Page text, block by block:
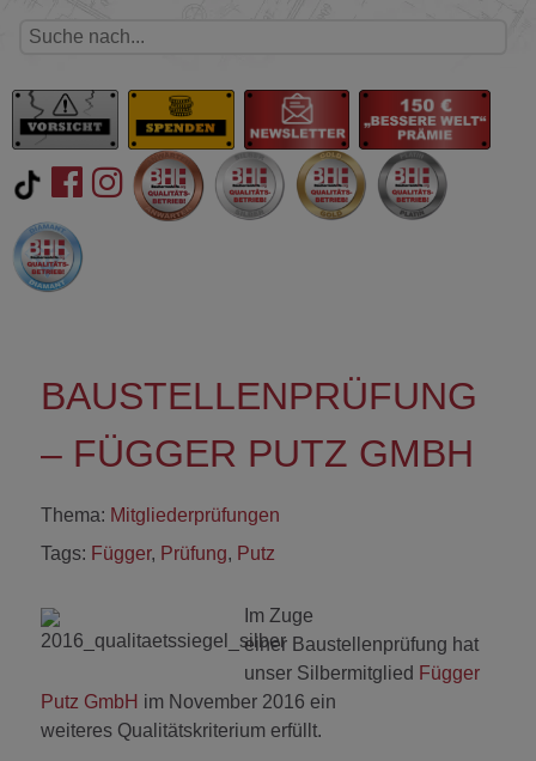
BAUSTELLENPRÜFUNG
– FÜGGER PUTZ GMBH
Thema: Mitgliederprüfungen
Tags: Függer, Prüfung, Putz
Im Zuge
einer Baustellenprüfung hat
unser Silbermitglied Függer
Putz GmbH im November 2016 ein
weiteres Qualitätskriterium erfüllt.